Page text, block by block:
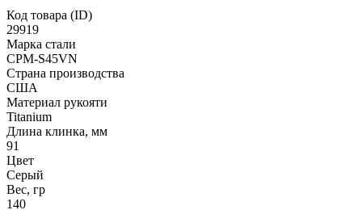
Код товара (ID)
29919
Марка стали
CPM-S45VN
Страна производства
США
Материал рукояти
Titanium
Длина клинка, мм
91
Цвет
Серый
Вес, гр
140